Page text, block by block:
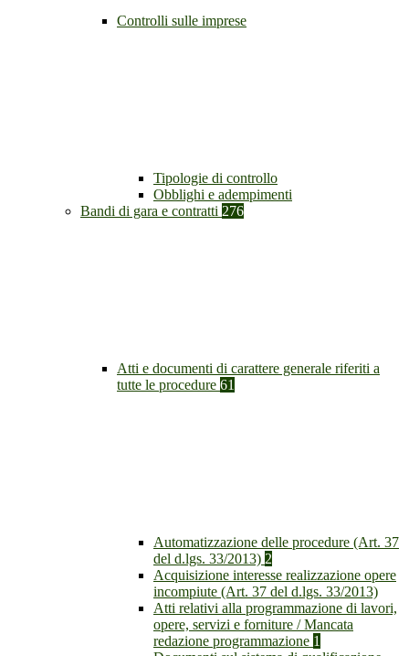
Controlli sulle imprese
Tipologie di controllo
Obblighi e adempimenti
Bandi di gara e contratti 276
Atti e documenti di carattere generale riferiti a
tutte le procedure 61
Automatizzazione delle procedure (Art. 37
del d.lgs. 33/2013) 2
Acquisizione interesse realizzazione opere
incompiute (Art. 37 del d.lgs. 33/2013)
Atti relativi alla programmazione di lavori,
opere, servizi e forniture / Mancata
redazione programmazione 1